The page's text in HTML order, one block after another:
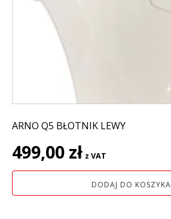
ARNO Q5 BŁOTNIK LEWY
499,00 zł z VAT
DODAJ DO KOSZYKA